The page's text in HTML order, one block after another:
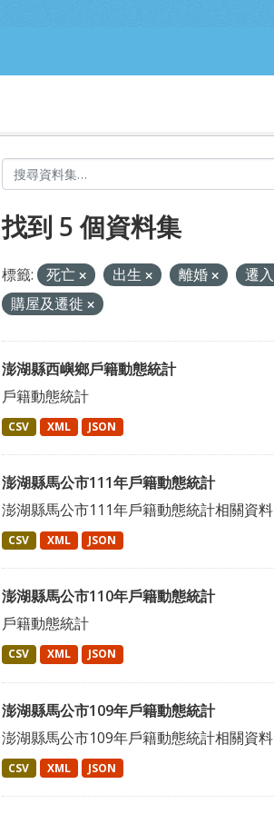
找到 5 個資料集
標籤: 死亡 出生 離婚 遷入
購屋及遷徙
澎湖縣西嶼鄉戶籍動態統計
戶籍動態統計
CSV XML JSON
澎湖縣馬公市111年戶籍動態統計
澎湖縣馬公市111年戶籍動態統計相關資料
CSV XML JSON
澎湖縣馬公市110年戶籍動態統計
戶籍動態統計
CSV XML JSON
澎湖縣馬公市109年戶籍動態統計
澎湖縣馬公市109年戶籍動態統計相關資料
CSV XML JSON